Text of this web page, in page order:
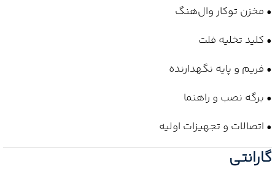
• مخزن توکار وال‌هنگ
• کلید تخلیه فلت
• فریم و پایه نگهدارنده
• برگه نصب و راهنما
• اتصالات و تجهیزات اولیه
گارانتی